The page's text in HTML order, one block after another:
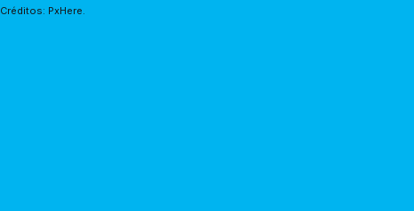
Créditos: PxHere.